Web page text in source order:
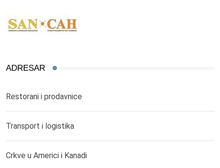
ADRESAR
Restorani i prodavnice
Transport i logistika
Crkve u Americi i Kanadi